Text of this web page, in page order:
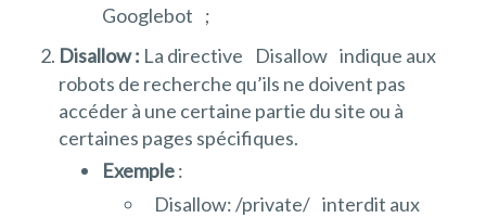
Googlebot ;
Disallow : La directive Disallow indique aux
robots de recherche qu’ils ne doivent pas
accéder à une certaine partie du site ou à
certaines pages spécifiques.
Exemple:
Disallow: /private/ interdit aux